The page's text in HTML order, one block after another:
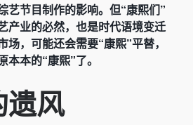
艺节目制作的影响。但“康熙们”
产业的必然，也是时代语境变迁
场，可能还会需要“康熙”平替，
本的“康熙”了。
遗风